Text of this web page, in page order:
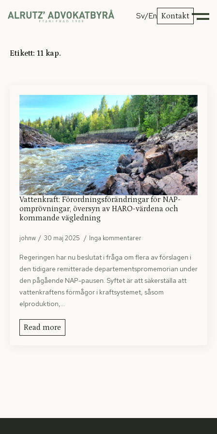
Sv/En Kontakt
Etikett: 11 kap.
Vattenkraft: Förordningsförändringar för NAP-
omprövningar, översyn av HARO-värdena och
kommande vägledning
johnw 30 maj 2025 Inga kommentarer
Regeringen har nu beslutat i fråga om flera av förslagen i
den tidigare remitterade departementspromemorian under
den pågående NAP-pausen. Syftet är att säkerställa att
vattenkraftens förmågor i kraftsystemet, såsom
elproduktion,…
Read more